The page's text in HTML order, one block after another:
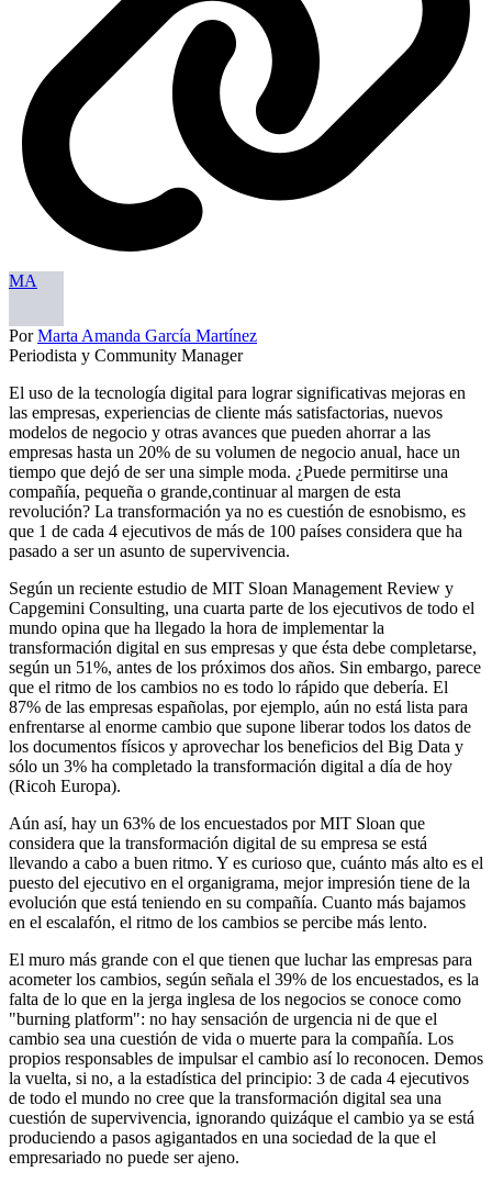
MA
PorMarta Amanda García Martínez
Periodista y Community Manager
El uso de la tecnología digital para lograr significativas mejoras en
las empresas, experiencias de cliente más satisfactorias, nuevos
modelos de negocio y otras avances que pueden ahorrar a las
empresas hasta un 20% de su volumen de negocio anual, hace un
tiempo que dejó de ser una simple moda. ¿Puede permitirse una
compañía, pequeña o grande,continuar al margen de esta
revolución? La transformación ya no es cuestión de esnobismo, es
que 1 de cada 4 ejecutivos de más de 100 países considera que ha
pasado a ser un asunto de supervivencia.
Según un reciente estudio de MIT Sloan Management Review y
Capgemini Consulting, una cuarta parte de los ejecutivos de todo el
mundo opina que ha llegado la hora de implementar la
transformación digital en sus empresas y que ésta debe completarse,
según un 51%, antes de los próximos dos años. Sin embargo, parece
que el ritmo de los cambios no es todo lo rápido que debería. El
87% de las empresas españolas, por ejemplo, aún no está lista para
enfrentarse al enorme cambio que supone liberar todos los datos de
los documentos físicos y aprovechar los beneficios del Big Data y
sólo un 3% ha completado la transformación digital a día de hoy
(Ricoh Europa).
Aún así, hay un 63% de los encuestados por MIT Sloan que
considera que la transformación digital de su empresa se está
llevando a cabo a buen ritmo. Y es curioso que, cuánto más alto es el
puesto del ejecutivo en el organigrama, mejor impresión tiene de la
evolución que está teniendo en su compañía. Cuanto más bajamos
en el escalafón, el ritmo de los cambios se percibe más lento.
El muro más grande con el que tienen que luchar las empresas para
acometer los cambios, según señala el 39% de los encuestados, es la
falta de lo que en la jerga inglesa de los negocios se conoce como
"burning platform": no hay sensación de urgencia ni de que el
cambio sea una cuestión de vida o muerte para la compañía. Los
propios responsables de impulsar el cambio así lo reconocen. Demos
la vuelta, si no, a la estadística del principio: 3 de cada 4 ejecutivos
de todo el mundo no cree que la transformación digital sea una
cuestión de supervivencia, ignorando quizáque el cambio ya se está
produciendo a pasos agigantados en una sociedad de la que el
empresariado no puede ser ajeno.